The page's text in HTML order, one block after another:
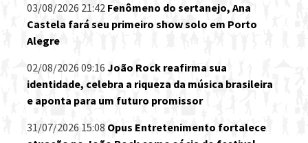
03/08/2026 21:42 Fenômeno do sertanejo, Ana
Castela fará seu primeiro show solo em Porto
Alegre
02/08/2026 09:16 João Rock reafirma sua
identidade, celebra a riqueza da música brasileira
e aponta para um futuro promissor
31/07/2026 15:08 Opus Entretenimento fortalece